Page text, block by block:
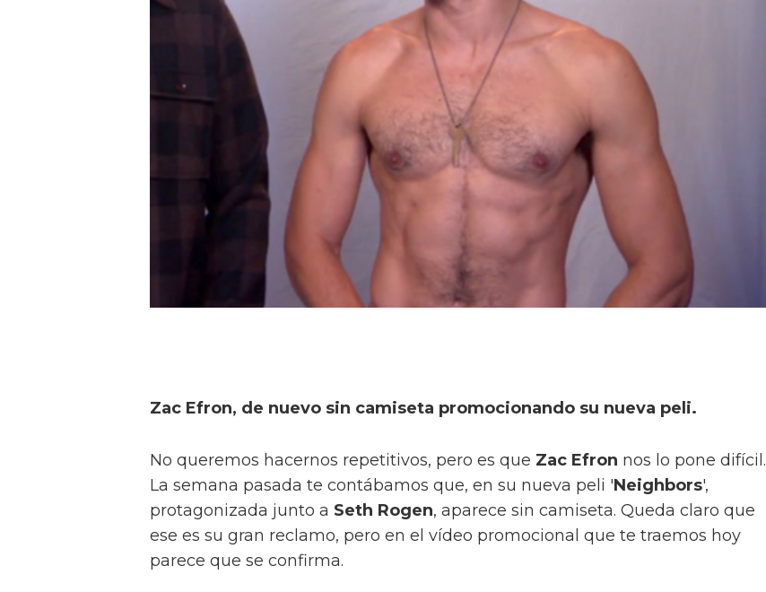
Zac Efron, de nuevo sin camiseta promocionando su nueva peli.
No queremos hacernos repetitivos, pero es que Zac Efron nos lo pone difícil.
La semana pasada te contábamos que, en su nueva peli 'Neighbors',
protagonizada junto a Seth Rogen, aparece sin camiseta. Queda claro que
ese es su gran reclamo, pero en el vídeo promocional que te traemos hoy
parece que se confirma.